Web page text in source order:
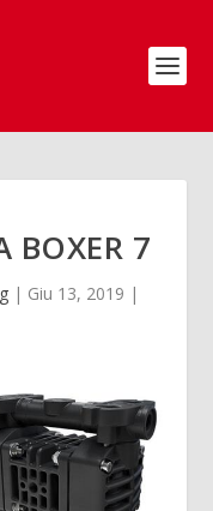
BOXER 7
| Giu 13, 2019 |